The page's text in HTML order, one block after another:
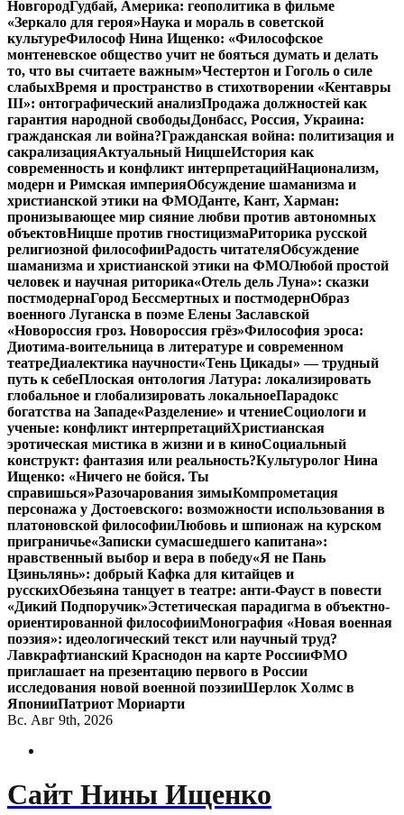
НовгородГудбай, Америка: геополитика в фильме
«Зеркало для героя»Наука и мораль в советской
культуреФилософ Нина Ищенко: «Философское
монтеневское общество учит не бояться думать и делать
то, что вы считаете важным»Честертон и Гоголь о силе
слабыхВремя и пространство в стихотворении «Кентавры
III»: онтографический анализПродажа должностей как
гарантия народной свободыДонбасс, Россия, Украина:
гражданская ли война?Гражданская война: политизация и
сакрализацияАктуальный НицшеИстория как
современность и конфликт интерпретацийНационализм,
модерн и Римская империяОбсуждение шаманизма и
христианской этики на ФМОДанте, Кант, Харман:
пронизывающее мир сияние любви против автономных
объектовНицше против гностицизмаРиторика русской
религиозной философииРадость читателяОбсуждение
шаманизма и христианской этики на ФМОЛюбой простой
человек и научная риторика«Отель дель Луна»: сказки
постмодернаГород Бессмертных и постмодернОбраз
военного Луганска в поэме Елены Заславской
«Новороссия гроз. Новороссия грёз»Философия эроса:
Диотима-воительница в литературе и современном
театреДиалектика научности«Тень Цикады» — трудный
путь к себеПлоская онтология Латура: локализировать
глобальное и глобализировать локальноеПарадокс
богатства на Западе«Разделение» и чтениеСоциологи и
ученые: конфликт интерпретацийХристианская
эротическая мистика в жизни и в киноСоциальный
конструкт: фантазия или реальность?Культуролог Нина
Ищенко: «Ничего не бойся. Ты
справишься»Разочарования зимыКомпрометация
персонажа у Достоевского: возможности использования в
платоновской философииЛюбовь и шпионаж на курском
приграничье«Записки сумасшедшего капитана»:
нравственный выбор и вера в победу«Я не Пань
Цзиньлянь»: добрый Кафка для китайцев и
русскихОбезьяна танцует в театре: анти-Фауст в повести
«Дикий Подпоручик»Эстетическая парадигма в объектно-
ориентированной философииМонография «Новая военная
поэзия»: идеологический текст или научный труд?
Лавкрафтианский Краснодон на карте РоссииФМО
приглашает на презентацию первого в России
исследования новой военной поэзииШерлок Холмс в
ЯпонииПатриот Мориарти
Вс. Авг 9th, 2026
Сайт Нины Ищенко